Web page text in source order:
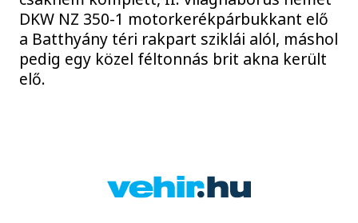
DKW NZ 350-1 motorkerékpárbukkant elő
a Batthyány téri rakpart sziklái alól, máshol
pedig egy közel féltonnás brit akna került
elő.